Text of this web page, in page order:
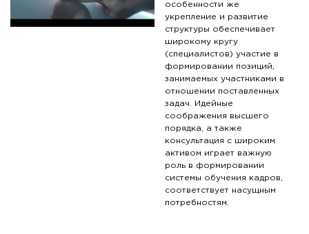
особенности же
укрепление и развитие
структуры обеспечивает
широкому кругу
(специалистов) участие в
формировании позиций,
занимаемых участниками в
отношении поставленных
задач. Идейные
соображения высшего
порядка, а также
консультация с широким
активом играет важную
роль в формировании
системы обучения кадров,
соответствует насущным
потребностям.